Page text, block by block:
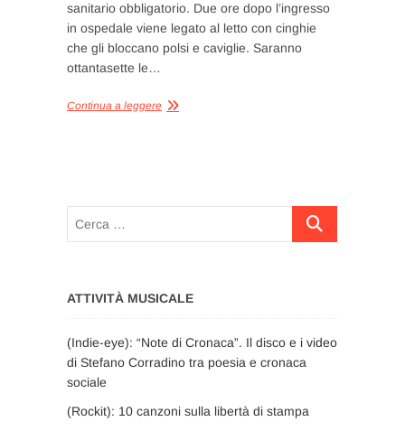
sanitario obbligatorio. Due ore dopo l’ingresso
in ospedale viene legato al letto con cinghie
che gli bloccano polsi e caviglie. Saranno
ottantasette le…
Continua a leggere
Cerca
ATTIVITÀ MUSICALE
(Indie-eye): “Note di Cronaca”. Il disco e i video
di Stefano Corradino tra poesia e cronaca
sociale
(Rockit): 10 canzoni sulla libertà di stampa